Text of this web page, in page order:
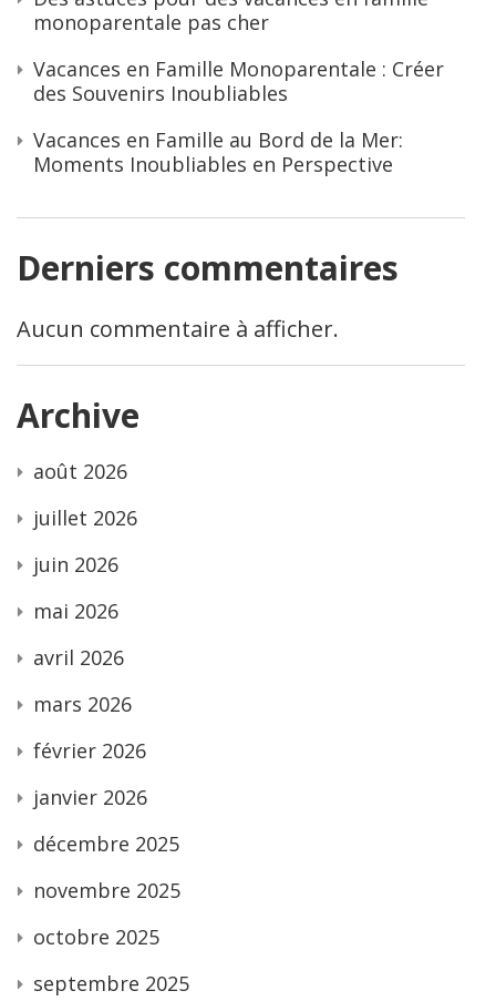
monoparentale pas cher
Vacances en Famille Monoparentale : Créer
des Souvenirs Inoubliables
Vacances en Famille au Bord de la Mer:
Moments Inoubliables en Perspective
Derniers commentaires
Aucun commentaire à afficher.
Archive
août 2026
juillet 2026
juin 2026
mai 2026
avril 2026
mars 2026
février 2026
janvier 2026
décembre 2025
novembre 2025
octobre 2025
septembre 2025